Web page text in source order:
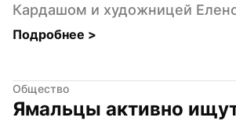
Кардашом и художницей
Подробнее >
Общество
Ямальцы активно